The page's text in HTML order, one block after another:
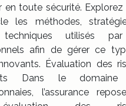
en toute sécurité. Explorez
les méthodes,
utilisés
afin de gérer ce
Évaluation des
Dans le domaine
l’assurance